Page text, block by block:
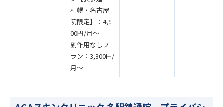
札幌・名古屋
院限定】：4,9
00円/月〜
副作用なしプ
ラン：3,300円/
月〜